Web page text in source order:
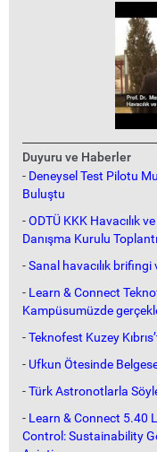
Duyuru ve Haberler
- Deneysel Test Pilotu
Buluştu
-ODTÜ KKK Havacılık
Danışma Kurulu
-Sanal havacılık
- Learn & Connect
Kampüsumüzde
-Teknofest Kuzey
- Ufkun Ötesinde
-Türk Astronotlarla
- Learn & Connect 5.40
Control: Sustainability